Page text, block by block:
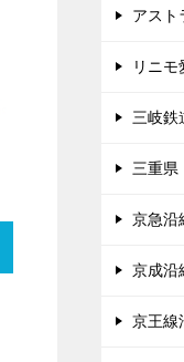
アスト
リニ
三岐鉄
三重県
京急沿
京成沿
京王線